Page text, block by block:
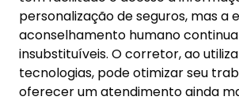
personalização de seguros, mas a
aconselhamento humano
insubstituíveis. O corretor, ao
tecnologias, pode otimizar seu
oferecer um atendimento ainda